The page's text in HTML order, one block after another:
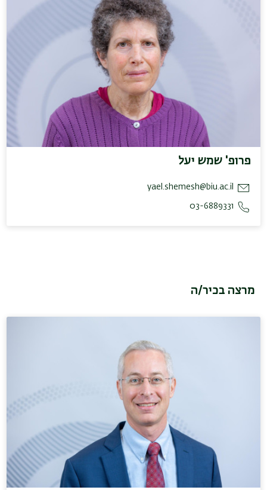
פרופ' שמש יעל
yael.shemesh@biu.ac.il
03-6889331
מרצה בכיר/ה